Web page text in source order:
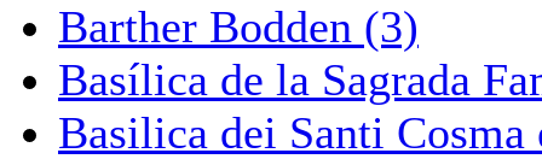
Barther Bodden (3)
Basílica de la Sagrada
Basilica dei Santi